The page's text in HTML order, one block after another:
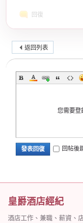
回復
返回列表
您需要登
發表回復 回帖後
皇爵酒店經紀
酒店工作、兼職、薪資、